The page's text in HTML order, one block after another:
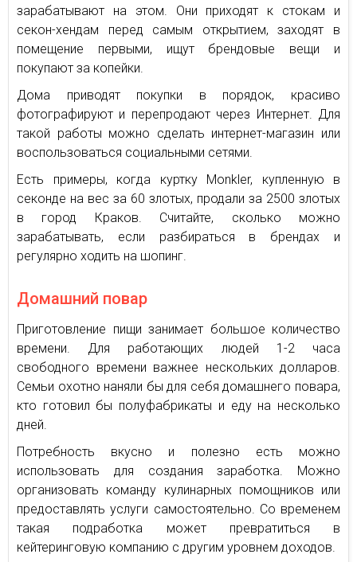
зарабатывают на этом. Они приходят к стокам и
секон-хендам перед самым открытием, заходят в
помещение первыми, ищут брендовые вещи и
покупают за копейки.
Дома приводят покупки в порядок, красиво
фотографируют и перепродают через Интернет. Для
такой работы можно сделать интернет-магазин или
воспользоваться социальными сетями.
Есть примеры, когда куртку Monkler, купленную в
секонде на вес за 60 злотых, продали за 2500 злотых
в город Краков. Считайте, сколько можно
зарабатывать, если разбираться в брендах и
регулярно ходить на шопинг.
Домашний повар
Приготовление пищи занимает большое количество
времени. Для работающих людей 1-2 часа
свободного времени важнее нескольких долларов.
Семьи охотно наняли бы для себя домашнего повара,
кто готовил бы полуфабрикаты и еду на несколько
дней.
Потребность вкусно и полезно есть можно
использовать для создания заработка. Можно
организовать команду кулинарных помощников или
предоставлять услуги самостоятельно. Со временем
такая подработка может превратиться в
кейтеринговую компанию с другим уровнем доходов.